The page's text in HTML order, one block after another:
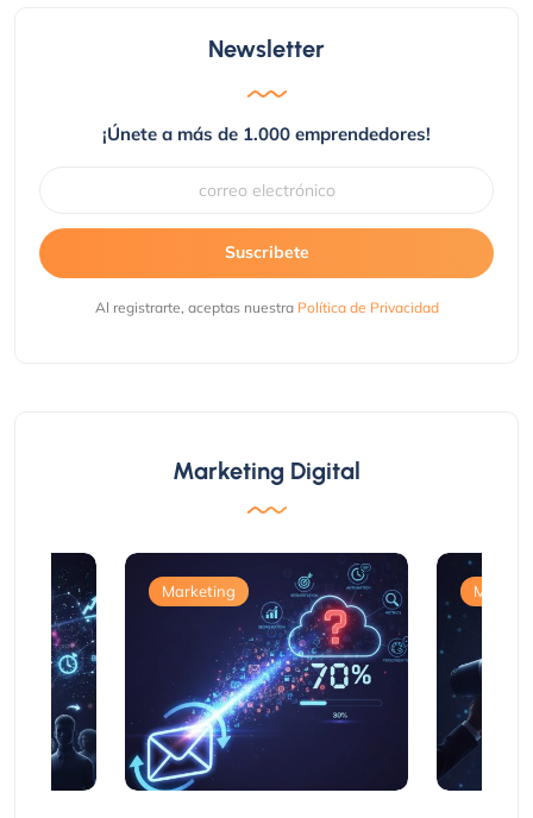
Newsletter
¡Únete a más de 1.000 emprendedores!
Suscribete
Al registrarte, aceptas nuestra Política de Privacidad
Marketing Digital
Marketing